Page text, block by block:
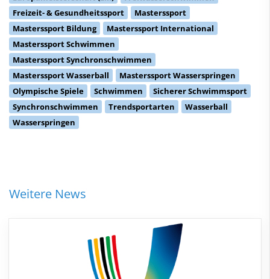
Freizeit- & Gesundheitssport
Masterssport
Masterssport Bildung
Masterssport International
Masterssport Schwimmen
Masterssport Synchronschwimmen
Masterssport Wasserball
Masterssport Wasserspringen
Olympische Spiele
Schwimmen
Sicherer Schwimmsport
Synchronschwimmen
Trendsportarten
Wasserball
Wasserspringen
Weitere News